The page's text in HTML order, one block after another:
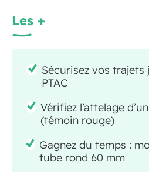
Les +
Sécurisez vos trajets
PTAC
Vérifiez l’attelage
(témoin rouge)
Gagnez du temps :
tube rond 60 mm